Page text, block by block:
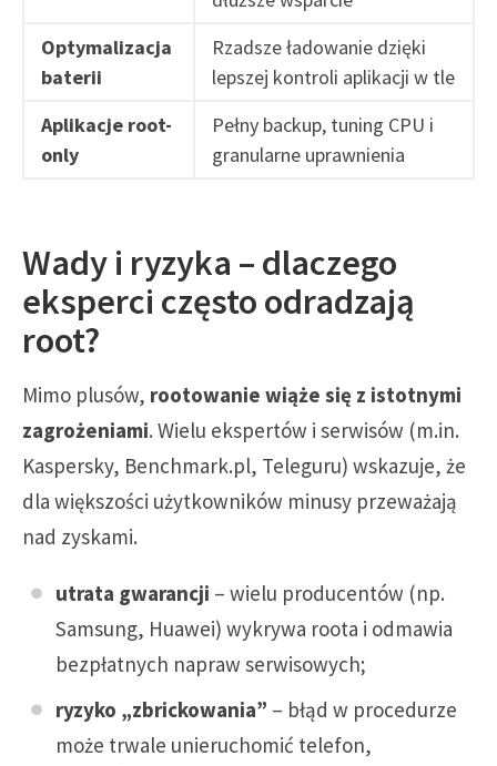
Optymalizacja
baterii
Rzadsze ładowanie dzięki
lepszej kontroli aplikacji w tle
Aplikacje root-
only
Pełny backup, tuning CPU i
granularne uprawnienia
Wady i ryzyka – dlaczego
eksperci często odradzają
root?
Mimo plusów, rootowanie wiąże się z istotnymi
zagrożeniami. Wielu ekspertów i serwisów (m.in.
Kaspersky, Benchmark.pl, Teleguru) wskazuje, że
dla większości użytkowników minusy przeważają
nad zyskami.
utrata gwarancji – wielu producentów (np.
Samsung, Huawei) wykrywa roota i odmawia
bezpłatnych napraw serwisowych;
ryzyko „zbrickowania” – błąd w procedurze
może trwale unieruchomić telefon,